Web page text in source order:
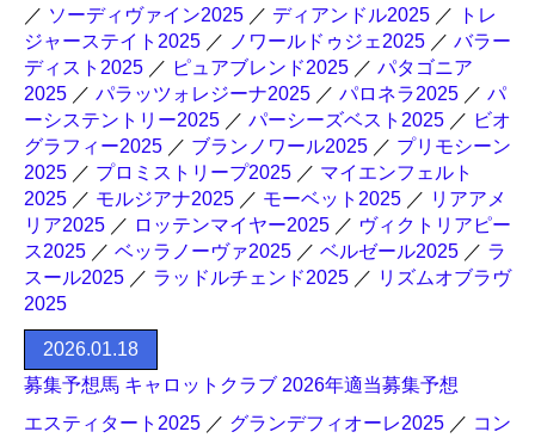
／ ソーディヴァイン2025 ／ ディアンドル2025 ／
トレ
ジャーステイト2025 ／ ノワールドゥジェ2025 ／ バラー
ディスト2025 ／ ピュアブレンド2025 ／ パタゴニア
2025 ／ パラッツォレジーナ2025 ／ パロネラ2025 ／ パ
ーシステントリー2025 ／ パーシーズベスト2025 ／ ビオ
グラフィー2025 ／ ブランノワール2025 ／ プリモシーン
2025 ／ プロミストリープ2025 ／ マイエンフェルト
2025 ／ モルジアナ2025 ／ モーベット2025 ／ リアアメ
リア2025 ／ ロッテンマイヤー2025 ／ ヴィクトリアピー
ス2025 ／ ベッラノーヴァ2025 ／ ベルゼール2025 ／ ラ
スール2025 ／ ラッドルチェンド2025 ／ リズムオブラヴ
2025
2026.01.18
募集予想馬 キャロットクラブ 2026年適当募集予想
エスティタート2025 ／ グランデフィオーレ2025 ／ コン